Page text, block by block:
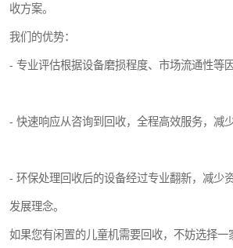
收方案。
我们的优势：
- 专业评估根据设备磨损程度、市场流通性等
- 快速响应从咨询到回收，全程高效服务，减
- 环保处理回收后的设备经过专业翻新，减少
发展理念。
如果您有闲置的儿童机需要回收，不妨选择一